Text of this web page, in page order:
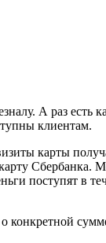
А раз есть
клиентам.
карты
Сбербанка.
поступят в
конкретной